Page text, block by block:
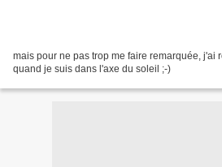
mais pour ne pas trop me faire remarquée, j'ai
quand je suis dans l'axe du soleil ;-)